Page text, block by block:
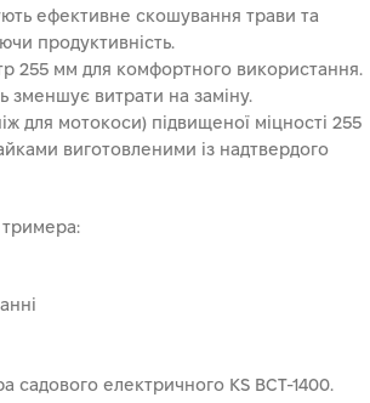
ефективне скошування трави та
продуктивність.
255 мм для комфортного використання.
зменшує витрати на заміну.
для мотокоси) підвищеної міцності 255
виготовленими із надтвердого
садового електричного KS BCT-1400.